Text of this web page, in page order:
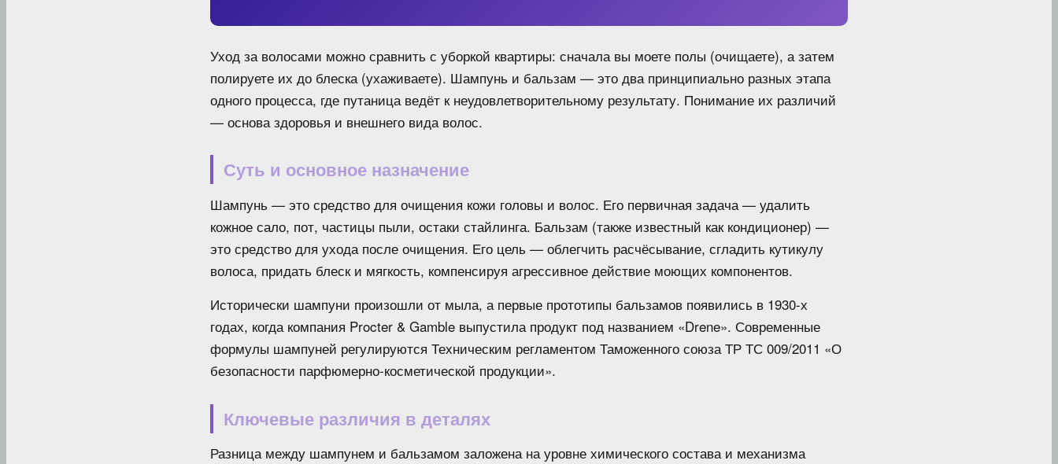
Уход за волосами можно сравнить с уборкой квартиры: сначала вы моете полы (очищаете), а затем
полируете их до блеска (ухаживаете). Шампунь и бальзам — это два принципиально разных этапа
одного процесса, где путаница ведёт к неудовлетворительному результату. Понимание их различий
— основа здоровья и внешнего вида волос.
Суть и основное назначение
Шампунь — это средство для очищения кожи головы и волос. Его первичная задача — удалить
кожное сало, пот, частицы пыли, остаки стайлинга. Бальзам (также известный как кондиционер) —
это средство для ухода после очищения. Его цель — облегчить расчёсывание, сгладить кутикулу
волоса, придать блеск и мягкость, компенсируя агрессивное действие моющих компонентов.
Исторически шампуни произошли от мыла, а первые прототипы бальзамов появились в 1930-х
годах, когда компания Procter & Gamble выпустила продукт под названием «Drene». Современные
формулы шампуней регулируются Техническим регламентом Таможенного союза ТР ТС 009/2011 «О
безопасности парфюмерно-косметической продукции».
Ключевые различия в деталях
Разница между шампунем и бальзамом заложена на уровне химического состава и механизма